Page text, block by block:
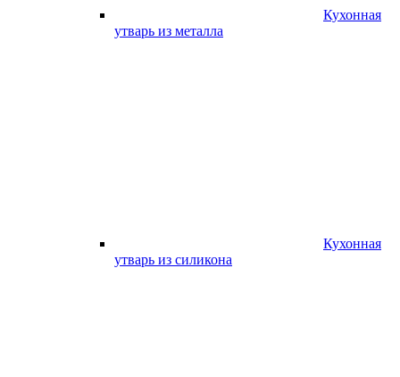
Кухонная
утварь из металла
Кухонная
утварь из силикона